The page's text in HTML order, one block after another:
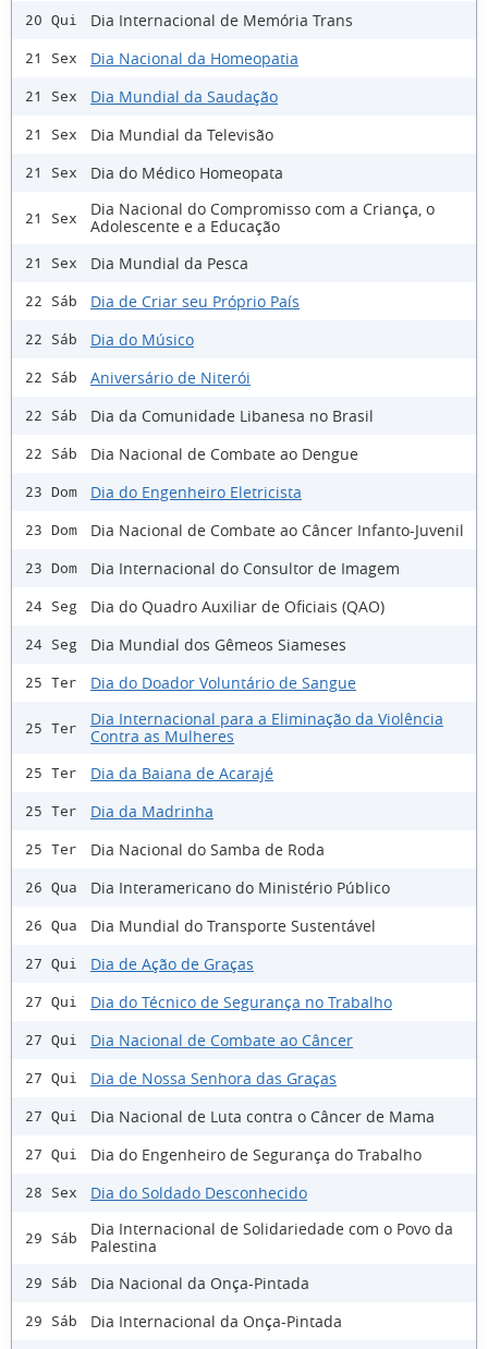
20 Qui Dia Internacional de Memória Trans
21 Sex Dia Nacional da Homeopatia
21 Sex Dia Mundial da Saudação
21 Sex Dia Mundial da Televisão
21 Sex Dia do Médico Homeopata
21 Sex
Dia Nacional do Compromisso com a Criança, o
Adolescente e a Educação
21 Sex Dia Mundial da Pesca
22 Sáb Dia de Criar seu Próprio País
22 Sáb Dia do Músico
22 Sáb Aniversário de Niterói
22 Sáb Dia da Comunidade Libanesa no Brasil
22 Sáb Dia Nacional de Combate ao Dengue
23 Dom Dia do Engenheiro Eletricista
23 Dom Dia Nacional de Combate ao Câncer Infanto-Juvenil
23 Dom Dia Internacional do Consultor de Imagem
24 Seg Dia do Quadro Auxiliar de Oficiais (QAO)
24 Seg Dia Mundial dos Gêmeos Siameses
25 Ter Dia do Doador Voluntário de Sangue
25 Ter
Dia Internacional para a Eliminação da Violência
Contra as Mulheres
25 Ter Dia da Baiana de Acarajé
25 Ter Dia da Madrinha
25 Ter Dia Nacional do Samba de Roda
26 Qua Dia Interamericano do Ministério Público
26 Qua Dia Mundial do Transporte Sustentável
27 Qui Dia de Ação de Graças
27 Qui Dia do Técnico de Segurança no Trabalho
27 Qui Dia Nacional de Combate ao Câncer
27 Qui Dia de Nossa Senhora das Graças
27 Qui Dia Nacional de Luta contra o Câncer de Mama
27 Qui Dia do Engenheiro de Segurança do Trabalho
28 Sex Dia do Soldado Desconhecido
29 Sáb
Dia Internacional de Solidariedade com o Povo da
Palestina
29 Sáb Dia Nacional da Onça-Pintada
29 Sáb
Dia Internacional da Onça-Pintada